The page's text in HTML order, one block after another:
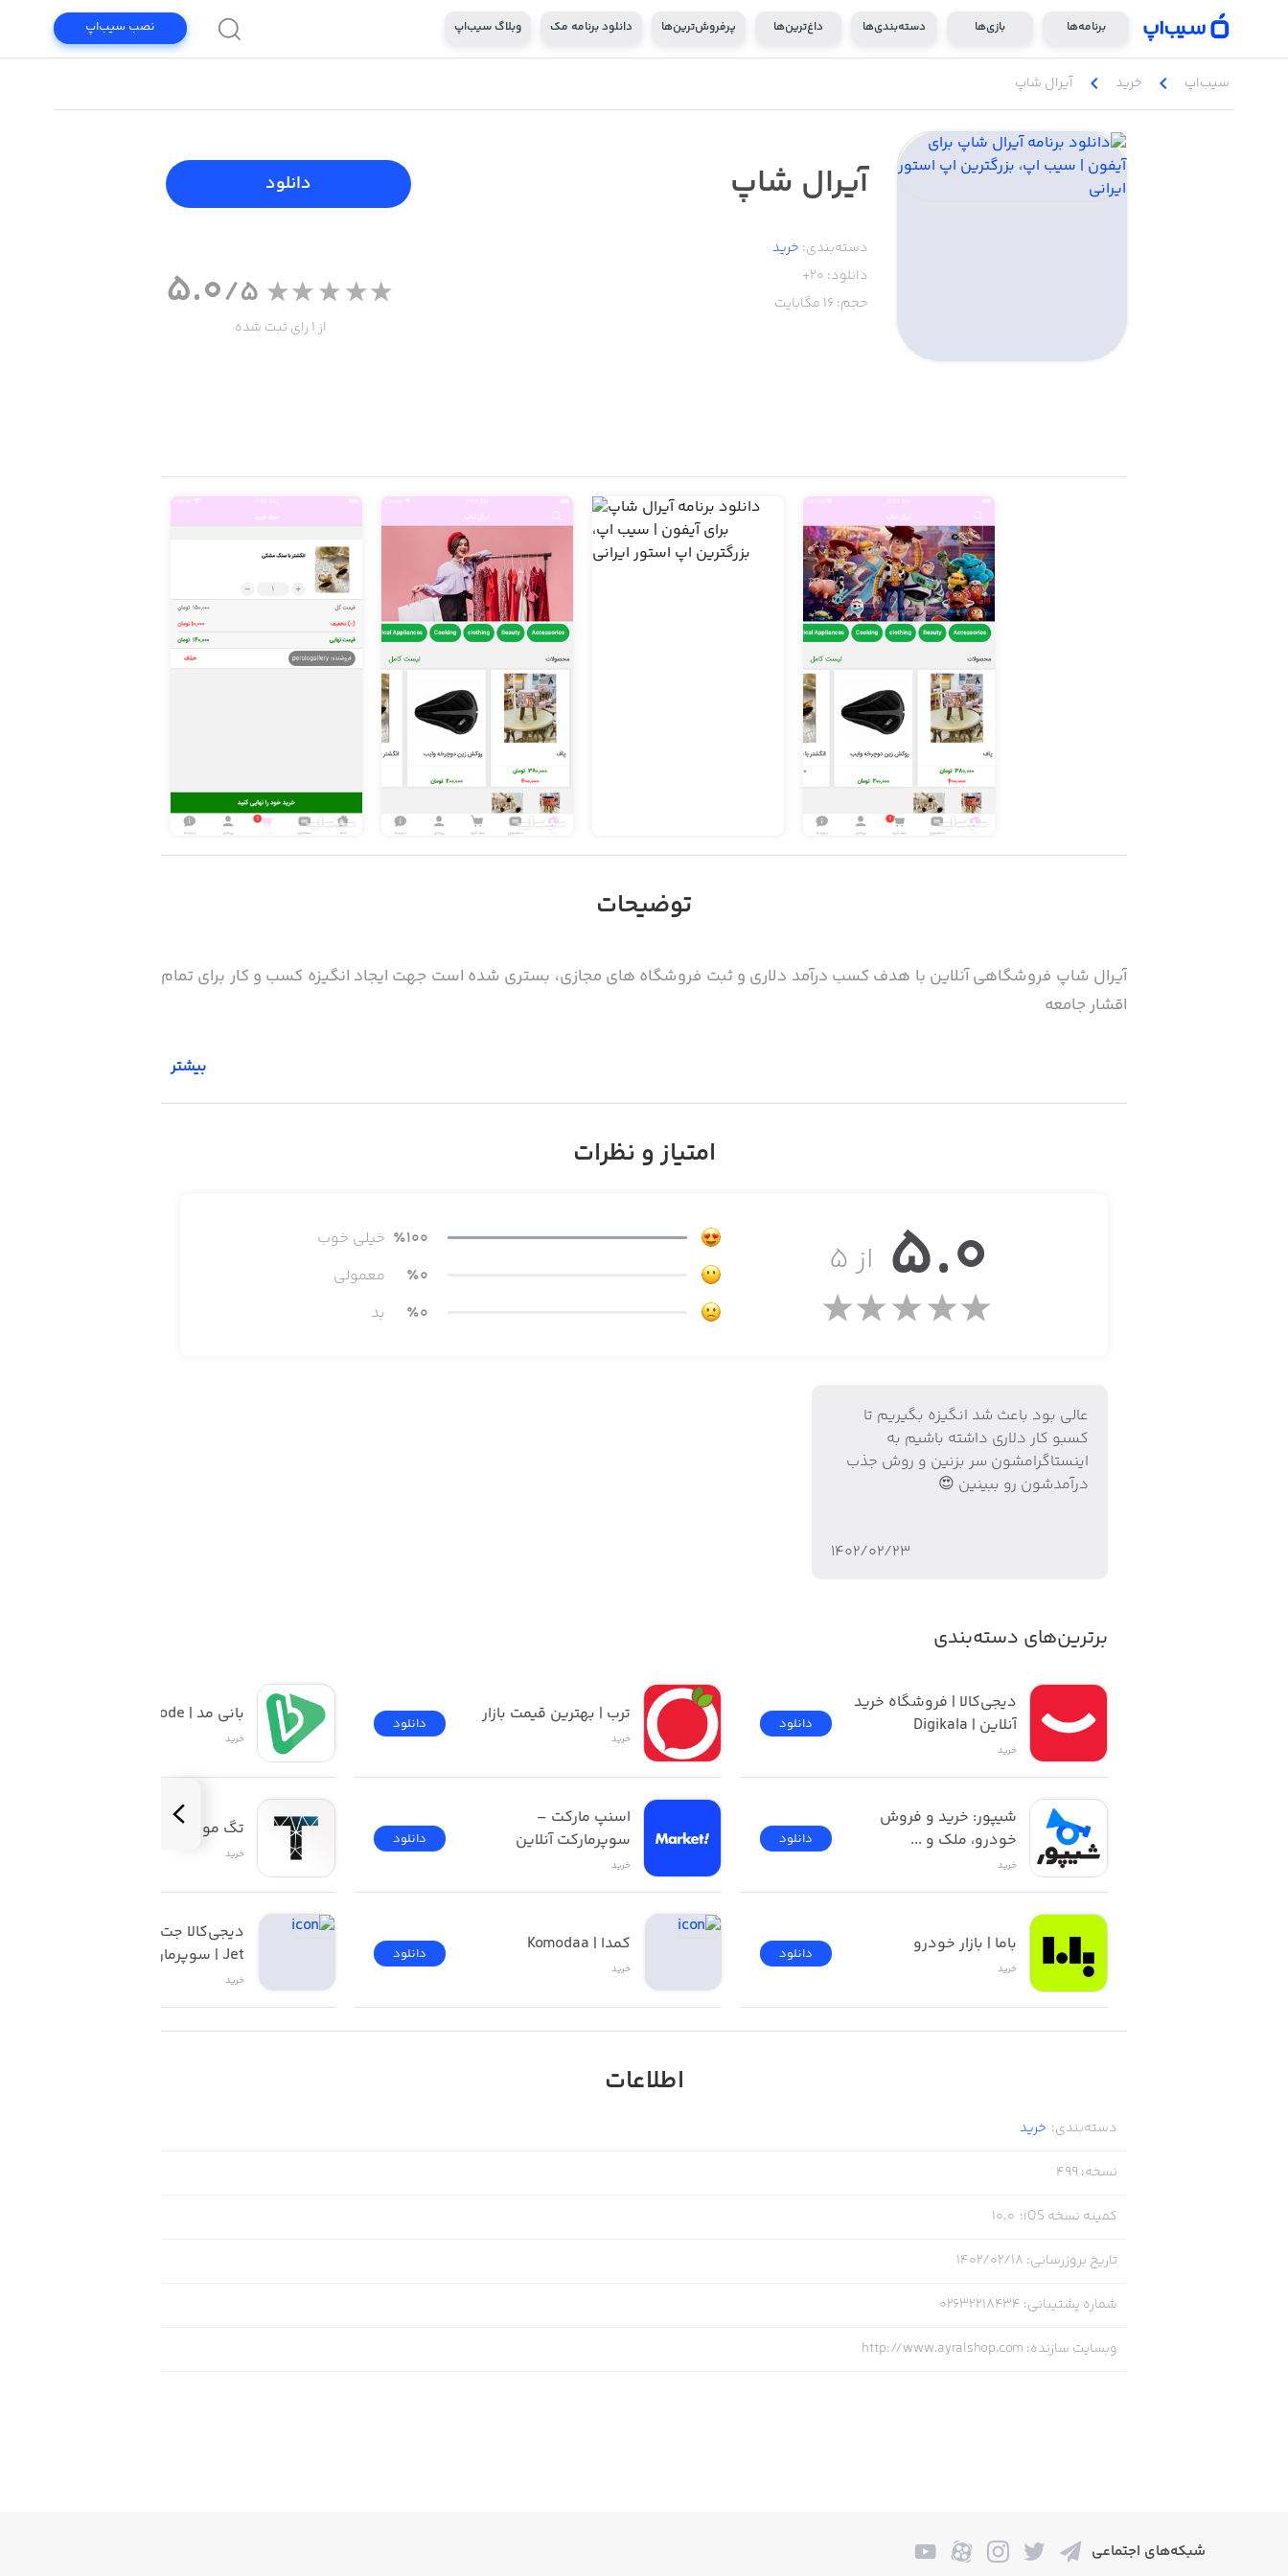
برنامه‌ها بازی‌ها دسته‌بندی‌ها داغ‌ترین‌ها پرفروش‌ترین‌ها دانلود برنامه مک وبلاگ سیب‌اپ نصب سیب‌اپ
سیب‌اپ chevron_left خرید chevron_left آیرال شاپ
آیرال شاپ
دسته‌بندی: خرید
دانلود: 20+
حجم: 16 مگابایت
دانلود
5.0/5
از 1 رای ثبت شده
توضیحات
آیرال شاپ فروشگاهی آنلاین با هدف کسب درآمد دلاری و ثبت فروشگاه های مجازی، بستری شده است جهت ایجاد انگیزه کسب و کار برای تمام
اقشار جامعه
بیشتر
امتیاز و نظرات
از ۵ 5.0 ٪100
خیلی خوب
٪0
معمولی
٪0 بد
عالی بود باعث شد انگیزه بگیریم تا
کسبو کار دلاری داشته باشیم به
اینستاگرامشون سر بزنین و روش جذب
درآمدشون رو ببینین 😍
۱۴۰۲/۰۲/۲۳
برترین‌های دسته‌بندی
آنلاین | Digikala
خرید
دانلود
خودرو، ملک و ...
خرید
دانلود
باما | بازار خودرو
خرید
دانلود
ترب | بهترین قیمت بازار
خرید
دانلود
سوپرمارکت آنلاین
خرید
دانلود
کمدا | Komodaa
خرید
دانلود
بانی مد | Banimode
خرید
تگ موند | TAGMOND
خرید
Jet | سوپرمارکت آنلاین
خرید
اطلاعات
دسته‌بندی: خرید
نسخه:
499
کمینه نسخه iOS :
10.0
تاریخ بروزرسانی: ۱۴۰۲/۰۲/۱۸
شماره پشتیبانی:
02632218434
وبسایت سازنده:
http://www.ayralshop.com
شبکه‌های اجتماعی